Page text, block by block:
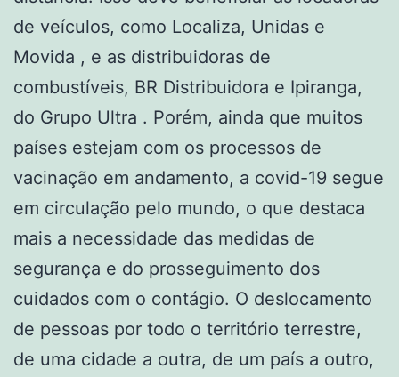
de veículos, como Localiza, Unidas e
Movida , e as distribuidoras de
combustíveis, BR Distribuidora e Ipiranga,
do Grupo Ultra . Porém, ainda que muitos
países estejam com os processos de
vacinação em andamento, a covid-19 segue
em circulação pelo mundo, o que destaca
mais a necessidade das medidas de
segurança e do prosseguimento dos
cuidados com o contágio. O deslocamento
de pessoas por todo o território terrestre,
de uma cidade a outra, de um país a outro,